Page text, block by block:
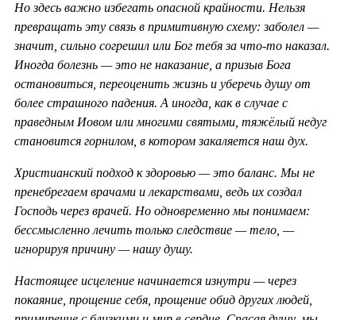
Но здесь важно избегать опасной крайности. Нельзя
превращать эту связь в примитивную схему: заболел —
значит, сильно согрешил или Бог тебя за что-то наказал.
Иногда болезнь — это не наказание, а призыв Бога
остановиться, переоценить жизнь и уберечь душу от
более страшного падения. А иногда, как в случае с
праведным Иовом или многими святыми, тяжёлый недуг
становится горнилом, в котором закаляется наш дух.
Христианский подход к здоровью — это баланс. Мы не
пренебрегаем врачами и лекарствами, ведь их создал
Господь через врачей. Но одновременно мы понимаем:
бессмысленно лечить только следствие — тело, —
игнорируя причину — нашу душу.
Настоящее исцеление начинается изнутри — через
покаяние, прощение себя, прощение обид других людей,